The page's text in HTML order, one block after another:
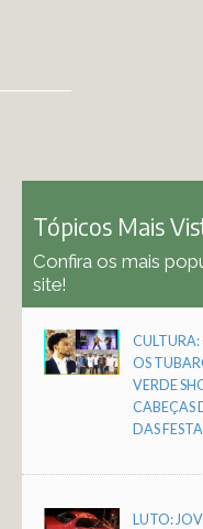
Tópicos Mais
Confira os mais
site!
CULTURA:
OS
VERDE
CABEÇAS
DAS
LUTO: